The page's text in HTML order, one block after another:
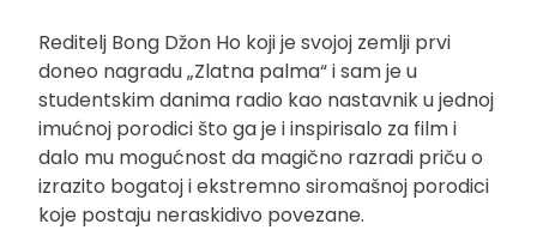
Reditelj Bong Džon Ho koji je svojoj zemlji prvi
doneo nagradu „Zlatna palma“ i sam je u
studentskim danima radio kao nastavnik u jednoj
imućnoj porodici što ga je i inspirisalo za film i
dalo mu mogućnost da magično razradi priču o
izrazito bogatoj i ekstremno siromašnoj porodici
koje postaju neraskidivo povezane.